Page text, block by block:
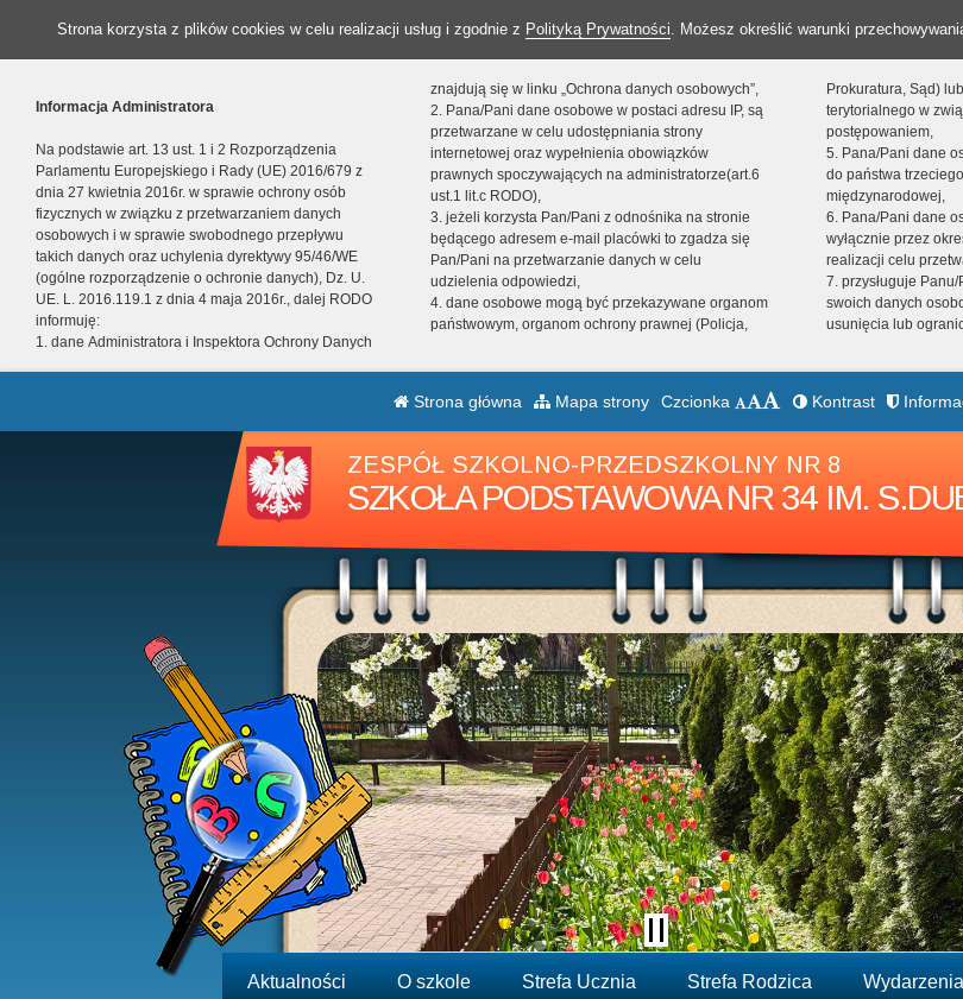
Strona korzysta z plików cookies w celu realizacji usług i zgodnie z Polityką Prywatności. Możesz określić warunki
Informacja Administratora
Na podstawie art. 13 ust. 1 i 2 Rozporządzenia
Parlamentu Europejskiego i Rady (UE) 2016/679 z
dnia 27 kwietnia 2016r. w sprawie ochrony osób
fizycznych w związku z przetwarzaniem danych
osobowych i w sprawie swobodnego przepływu
takich danych oraz uchylenia dyrektywy 95/46/WE
(ogólne rozporządzenie o ochronie danych), Dz. U.
UE. L. 2016.119.1 z dnia 4 maja 2016r., dalej RODO
informuję:
1. dane Administratora i Inspektora Ochrony Danych
znajdują się w linku „Ochrona danych osobowych”,
2. Pana/Pani dane osobowe w postaci adresu IP, są
przetwarzane w celu udostępniania strony
internetowej oraz wypełnienia obowiązków
prawnych spoczywających na administratorze(art.6
ust.1 lit.c RODO),
3. jeżeli korzysta Pan/Pani z odnośnika na stronie
będącego adresem e-mail placówki to zgadza się
Pan/Pani na przetwarzanie danych w celu
udzielenia odpowiedzi,
4. dane osobowe mogą być przekazywane organom
państwowym, organom ochrony prawnej (Policja,
Prokuratura, Sąd)
terytorialnego w
postępowaniem,
5. Pana/Pani dane
do państwa
międzynarodowej,
6. Pana/Pani dane
wyłącznie przez
realizacji celu
7. przysługuje
swoich danych
usunięcia lub
Strona główna Mapa strony Czcionka Kontrast
ZESPÓŁ SZKOLNO-PRZEDSZKOLNY NR 8
SZKOŁA PODSTAWOWA NR 34 IM.
Aktualności O szkole Strefa Ucznia Strefa Rodzica Wydarzenia